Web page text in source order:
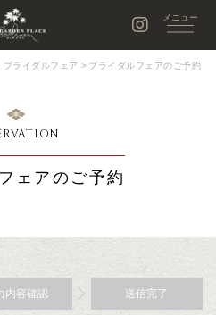
ブライダルフェア > ブライダルフェアのご予約
ェアのご予約
内容確認 送信完了